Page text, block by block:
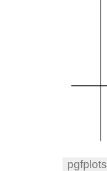
pgfplots